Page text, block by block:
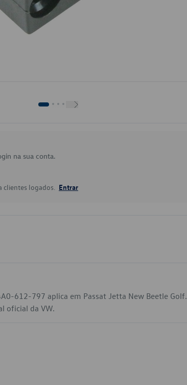
na sua conta.
clientes logados. Entrar
612-797 aplica em Passat Jetta New Beetle Golf.
oficial da VW.